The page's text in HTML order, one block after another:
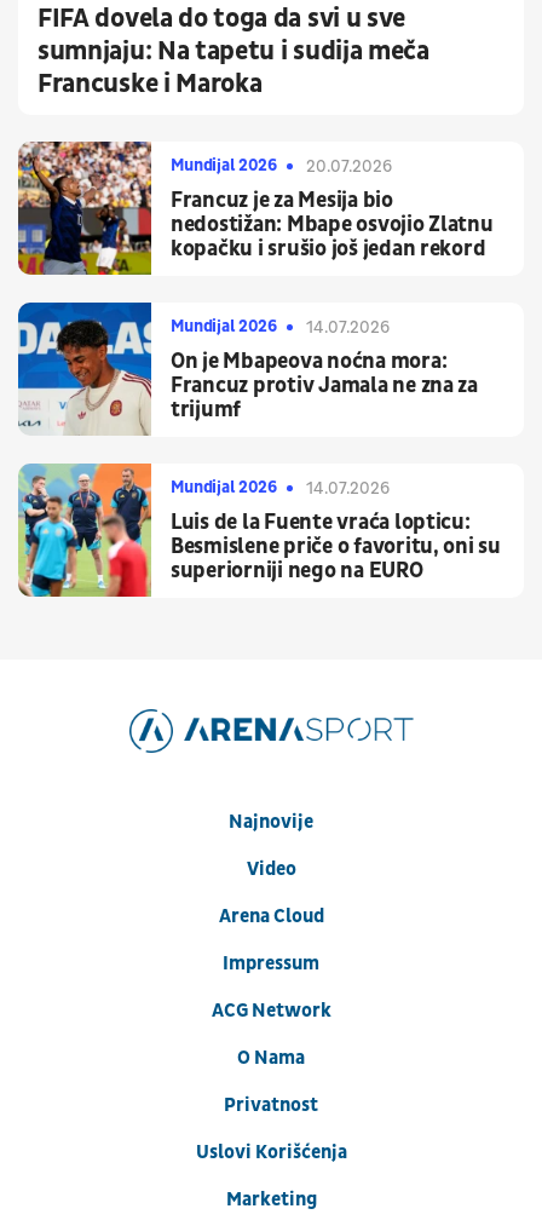
FIFA dovela do toga da svi u sve
sumnjaju: Na tapetu i sudija meča
Francuske i Maroka
Mundijal 2026 20.07.2026
Francuz je za Mesija bio
nedostižan: Mbape osvojio Zlatnu
kopačku i srušio još jedan rekord
Mundijal 2026 14.07.2026
On je Mbapeova noćna mora:
Francuz protiv Jamala ne zna za
trijumf
Mundijal 2026 14.07.2026
Luis de la Fuente vraća lopticu:
Besmislene priče o favoritu, oni su
superiorniji nego na EURO
Najnovije
Video
Arena Cloud
Impressum
ACG Network
O Nama
Privatnost
Uslovi Korišćenja
Marketing